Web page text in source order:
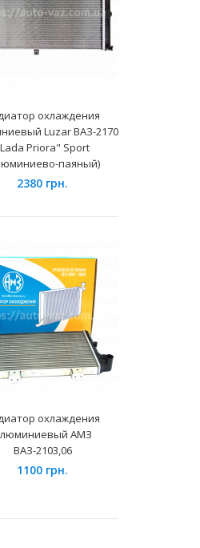
семейства ВАЗ 1117,
Радиатор охлаждения
семейства Daewoo
семейства ВАЗ 2123
охлаждения
Luzar ВАЗ-2170
Priora" Sport
паяный)
2380 грн.
охлаждения
АМЗ
ВАЗ-2103,06
1100 грн.